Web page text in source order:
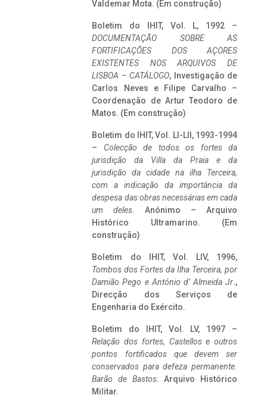
Valdemar Mota. (Em construção)
Boletim do IHIT, Vol. L, 1992 –
DOCUMENTAÇÃO SOBRE AS
FORTIFICAÇÕES DOS AÇORES
EXISTENTES NOS ARQUIVOS DE
LISBOA – CATÁLOGO, Investigação de
Carlos Neves e Filipe Carvalho –
Coordenação de Artur Teodoro de
Matos. (Em construção)
Boletim do IHIT, Vol. LI-LII, 1993-1994
– Colecção de todos os fortes da
jurisdição da Villa da Praia e da
jurisdição da cidade na ilha Terceira,
com a indicação da importância da
despesa das obras necessárias em cada
um deles. Anónimo – Arquivo
Histórico Ultramarino. (Em
construção)
Boletim do IHIT, Vol. LIV, 1996,
Tombos dos Fortes da Ilha Terceira, por
Damião Pego e António d’ Almeida Jr.,
Direcção dos Serviços de
Engenharia do Exército.
Boletim do IHIT, Vol. LV, 1997 –
Relação dos fortes, Castellos e outros
pontos fortificados que devem ser
conservados para defeza permanente.
Barão de Bastos. Arquivo Histórico
Militar.